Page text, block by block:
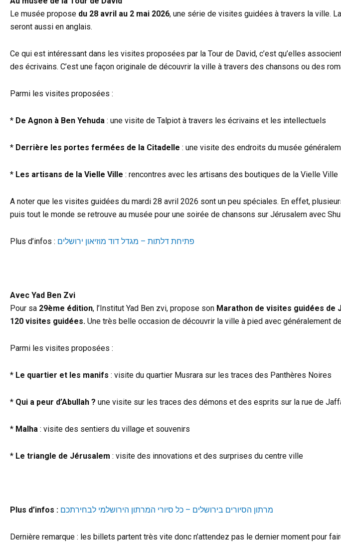
Le musée propose du 28 avril au 2 mai 2026, une série de visites guidées à travers la ville.
seront aussi en anglais.
Ce qui est intéressant dans les visites proposées par la Tour de David, c’est qu’elles
des écrivains. C’est une façon originale de découvrir la ville à travers des chansons ou des
Parmi les visites proposées :
* De Agnon à Ben Yehuda : une visite de Talpiot à travers les écrivains et les intellectuels
* Derrière les portes fermées de la Citadelle : une visite des endroits du musée
* Les artisans de la Vielle Ville : rencontres avec les artisans des boutiques de la Vielle Ville
A noter que les visites guidées du mardi 28 avril 2026 sont un peu spéciales. En effet,
puis tout le monde se retrouve au musée pour une soirée de chansons sur Jérusalem avec
Plus d’infos : פתיחת דלתות – מגדל דוד מוזיאון ירושלים
Avec Yad Ben Zvi
Pour sa 29ème édition, l’Institut Yad Ben zvi, propose son Marathon de visites guidées de
120 visites guidées. Une très belle occasion de découvrir la ville à pied avec généralement
Parmi les visites proposées :
* Le quartier et les manifs : visite du quartier Musrara sur les traces des Panthères Noires
* Qui a peur d’Abullah ? une visite sur les traces des démons et des esprits sur la rue de
* Malha : visite des sentiers du village et souvenirs
* Le triangle de Jérusalem : visite des innovations et des surprises du centre ville
Plus d’infos : מרתון הסיורים בירושלים – כל סיורי המרתון הירושלמי לבחירתכם
Dernière remarque : les billets partent très vite donc n’attendez pas le dernier moment pour